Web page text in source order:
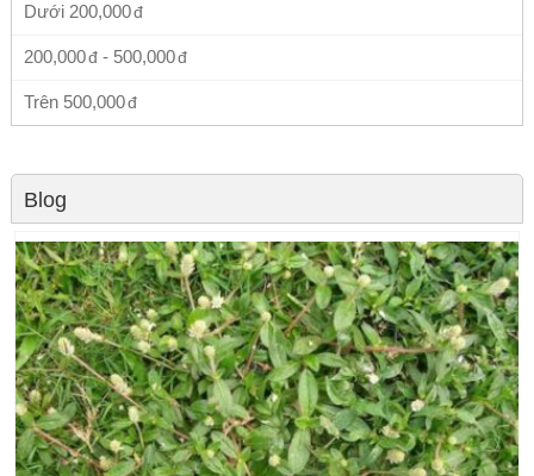
Dưới 200,000
200,000 - 500,000
Trên 500,000
Blog